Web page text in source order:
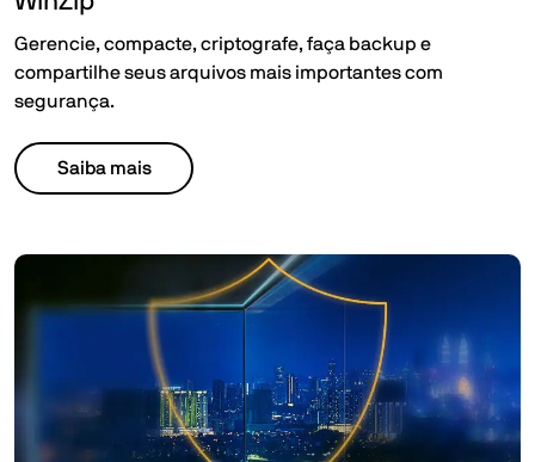
Gerencie, compacte, criptografe, faça backup e
compartilhe seus arquivos mais importantes com
segurança. ​
Saiba mais